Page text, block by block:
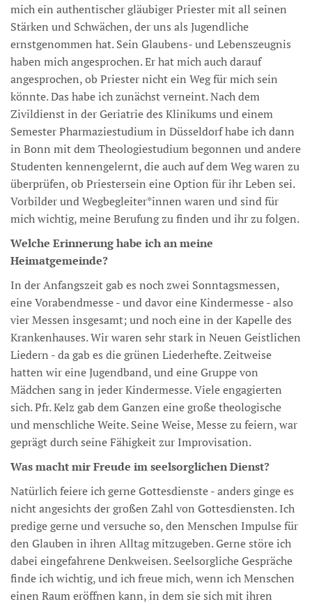
mich ein authentischer gläubiger Priester mit all seinen
Stärken und Schwächen, der uns als Jugendliche
ernstgenommen hat. Sein Glaubens- und Lebenszeugnis
haben mich angesprochen. Er hat mich auch darauf
angesprochen, ob Priester nicht ein Weg für mich sein
könnte. Das habe ich zunächst verneint. Nach dem
Zivildienst in der Geriatrie des Klinikums und einem
Semester Pharmaziestudium in Düsseldorf habe ich dann
in Bonn mit dem Theologiestudium begonnen und andere
Studenten kennengelernt, die auch auf dem Weg waren zu
überprüfen, ob Priestersein eine Option für ihr Leben sei.
Vorbilder und Wegbegleiter*innen waren und sind für
mich wichtig, meine Berufung zu finden und ihr zu folgen.
Welche Erinnerung habe ich an meine
Heimatgemeinde?
In der Anfangszeit gab es noch zwei Sonntagsmessen,
eine Vorabendmesse - und davor eine Kindermesse - also
vier Messen insgesamt; und noch eine in der Kapelle des
Krankenhauses. Wir waren sehr stark in Neuen Geistlichen
Liedern - da gab es die grünen Liederhefte. Zeitweise
hatten wir eine Jugendband, und eine Gruppe von
Mädchen sang in jeder Kindermesse. Viele engagierten
sich. Pfr. Kelz gab dem Ganzen eine große theologische
und menschliche Weite. Seine Weise, Messe zu feiern, war
geprägt durch seine Fähigkeit zur Improvisation.
Was macht mir Freude im seelsorglichen Dienst?
Natürlich feiere ich gerne Gottesdienste - anders ginge es
nicht angesichts der großen Zahl von Gottesdiensten. Ich
predige gerne und versuche so, den Menschen Impulse für
den Glauben in ihren Alltag mitzugeben. Gerne störe ich
dabei eingefahrene Denkweisen. Seelsorgliche Gespräche
finde ich wichtig, und ich freue mich, wenn ich Menschen
einen Raum eröffnen kann, in dem sie sich mit ihren